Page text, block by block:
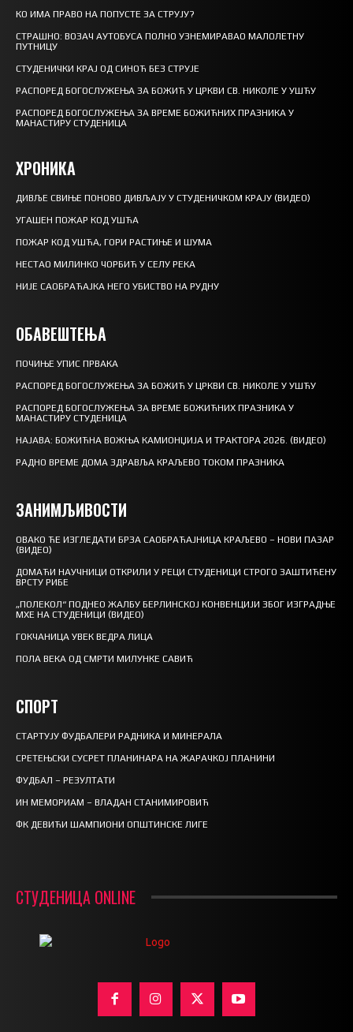
КО ИМА ПРАВО НА ПОПУСТЕ ЗА СТРУЈУ?
СТРАШНО: ВОЗАЧ АУТОБУСА ПОЛНО УЗНЕМИРАВАО МАЛОЛЕТНУ
ПУТНИЦУ
СТУДЕНИЧКИ КРАЈ ОД СИНОЋ БЕЗ СТРУЈЕ
РАСПОРЕД БОГОСЛУЖЕЊА ЗА БОЖИЋ У ЦРКВИ СВ. НИКОЛЕ У УШЋУ
РАСПОРЕД БОГОСЛУЖЕЊА ЗА ВРЕМЕ БОЖИЋНИХ ПРАЗНИКА У
МАНАСТИРУ СТУДЕНИЦА
ХРОНИКА
ДИВЉЕ СВИЊЕ ПОНОВО ДИВЉАЈУ У СТУДЕНИЧКОМ КРАЈУ (ВИДЕО)
УГАШЕН ПОЖАР КОД УШЋА
ПОЖАР КОД УШЋА, ГОРИ РАСТИЊЕ И ШУМА
НЕСТАО МИЛИНКО ЧОРБИЋ У СЕЛУ РЕКА
НИЈЕ САОБРАЋАЈКА НЕГО УБИСТВО НА РУДНУ
ОБАВЕШТЕЊА
ПОЧИЊЕ УПИС ПРВАКА
РАСПОРЕД БОГОСЛУЖЕЊА ЗА БОЖИЋ У ЦРКВИ СВ. НИКОЛЕ У УШЋУ
РАСПОРЕД БОГОСЛУЖЕЊА ЗА ВРЕМЕ БОЖИЋНИХ ПРАЗНИКА У
МАНАСТИРУ СТУДЕНИЦА
НАЈАВА: БОЖИЋНА ВОЖЊА КАМИОНЏИЈА И ТРАКТОРА 2026. (ВИДЕО)
РАДНО ВРЕМЕ ДОМА ЗДРАВЉА КРАЉЕВО ТОКОМ ПРАЗНИКА
ЗАНИМЉИВОСТИ
ОВАКО ЋЕ ИЗГЛЕДАТИ БРЗА САОБРАЋАЈНИЦА КРАЉЕВО – НОВИ ПАЗАР
(ВИДЕО)
ДОМАЋИ НАУЧНИЦИ ОТКРИЛИ У РЕЦИ СТУДЕНИЦИ СТРОГО ЗАШТИЋЕНУ
ВРСТУ РИБЕ
„ПОЛЕКОЛ“ ПОДНЕО ЖАЛБУ БЕРЛИНСКОЈ КОНВЕНЦИЈИ ЗБОГ ИЗГРАДЊЕ
МХЕ НА СТУДЕНИЦИ (ВИДЕО)
ГОКЧАНИЦА УВЕК ВЕДРА ЛИЦА
ПОЛА ВЕКА ОД СМРТИ МИЛУНКЕ САВИЋ
СПОРТ
СТАРТУЈУ ФУДБАЛЕРИ РАДНИКА И МИНЕРАЛА
СРЕТЕЊСКИ СУСРЕТ ПЛАНИНАРА НА ЖАРАЧКОЈ ПЛАНИНИ
ФУДБАЛ – РЕЗУЛТАТИ
ИН МЕМОРИАМ – ВЛАДАН СТАНИМИРОВИЋ
ФК ДЕВИЋИ ШАМПИОНИ ОПШТИНСКЕ ЛИГЕ
СТУДЕНИЦА ONLINE